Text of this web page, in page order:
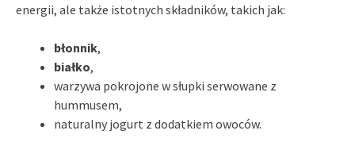
energii, ale także istotnych składników, takich jak:
błonnik,
białko,
warzywa pokrojone w słupki serwowane z
hummusem,
naturalny jogurt z dodatkiem owoców.